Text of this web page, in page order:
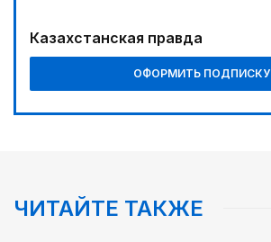
Казахстанская правда
ОФОРМИТЬ ПОДПИСКУ
ЧИТАЙТЕ ТАКЖЕ